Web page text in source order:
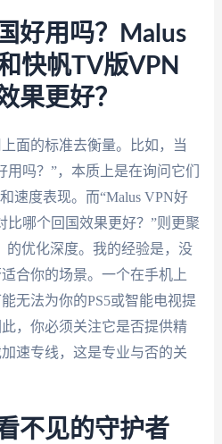
好用吗？Malus
快帆TV版VPN
果更好？
面的标准去衡量。比如，当
用吗？”，本质上是在询问它们
速度表现。而“Malus VPN好
比哪个回国效果更好？”则更聚
的优化深度。我的经验是，没
合你的场景。一个在手机上
无法为你的PS5或智能电视提
，你必须关注它是否提供精
速专线，这是专业与否的关
不见的守护者